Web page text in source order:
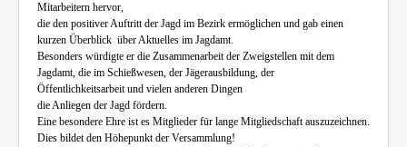
Mitarbeitern hervor,
die den positiver Auftritt der Jagd im Bezirk ermöglichen und gab einen
kurzen Überblick über Aktuelles im Jagdamt.
Besonders würdigte er die Zusammenarbeit der Zweigstellen mit dem
Jagdamt, die im Schießwesen, der Jägerausbildung, der
Öffentlichkeitsarbeit und vielen anderen Dingen
die Anliegen der Jagd fördern.
Eine besondere Ehre ist es Mitglieder für lange Mitgliedschaft auszuzeichnen.
Dies bildet den Höhepunkt der Versammlung!